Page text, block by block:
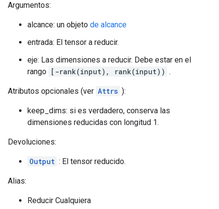
Argumentos:
alcance: un objeto de alcance
entrada: El tensor a reducir.
eje: Las dimensiones a reducir. Debe estar en el
rango [-rank(input), rank(input)) .
Atributos opcionales (ver Attrs ):
keep_dims: si es verdadero, conserva las
dimensiones reducidas con longitud 1.
Devoluciones:
Output : El tensor reducido.
Alias:
Reducir Cualquiera